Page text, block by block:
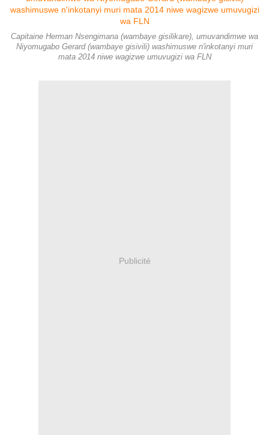
Capitaine Herman Nsengimana (wambaye gisilikare), umuvandimwe wa
Niyomugabo Gerard (wambaye gisivili) washimuswe n'inkotanyi muri
mata 2014 niwe wagizwe umuvugizi wa FLN
Publicité